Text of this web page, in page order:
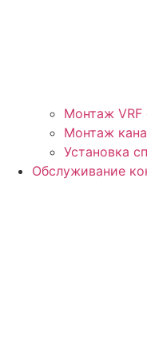
Монтаж VRF
Монтаж
Установка
Обслуживание